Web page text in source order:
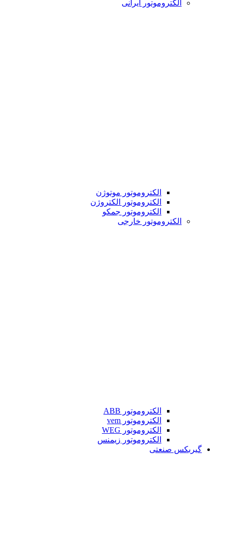
الکتروموتور ایرانی
الکتروموتور موتوژن
الکتروموتور الکتروژن
الکتروموتور جمکو
الکتروموتور خارجی
الکتروموتور ABB
الکتروموتور vem
الکتروموتور WEG
الکتروموتور زیمنس
گیربکس صنعتی